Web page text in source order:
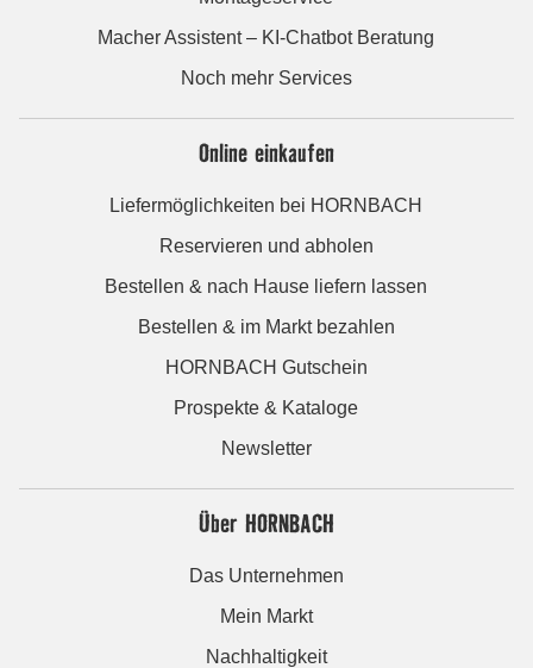
Macher Assistent – KI-Chatbot Beratung
Noch mehr Services
Online einkaufen
Liefermöglichkeiten bei HORNBACH
Reservieren und abholen
Bestellen & nach Hause liefern lassen
Bestellen & im Markt bezahlen
HORNBACH Gutschein
Prospekte & Kataloge
Newsletter
Über HORNBACH
Das Unternehmen
Mein Markt
Nachhaltigkeit